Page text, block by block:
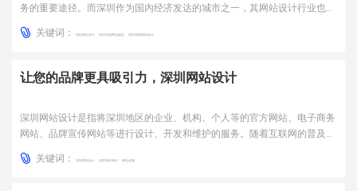
务的重要途径。而深圳作为国内经济发达的城市之一，其网站设计行业也在
不断壮大。本文将围绕深圳网站设计展开讨论，探讨如何让网站设计更具有
商业价值。一、网站设计的重要性在当今互联网时代，网站已经成为企业展
关键词： 深圳网站设计 深圳高端网站建设 深圳高端网站设计
让您的品牌更具吸引力，深圳网站设计
深圳网站设计是指将深圳地区的企业、机构、个人等的官方网站、电子商务
网站、品牌宣传网站等进行设计、开发和维护的服务。随着互联网的普及，
越来越多的企业开始意识到网站的重要性，一个好的网站不仅可以提高企业
的知名度和美誉度，还可以为企业带来更多的商机。一、网站设计的重要性
关键词： 深圳网站设计 深圳网站制作 网站改版